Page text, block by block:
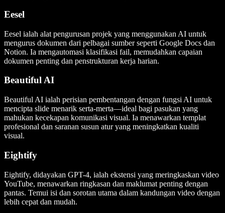
Eesel
Eesel ialah alat pengurusan projek yang menggunakan AI untuk
mengurus dokumen dari pelbagai sumber seperti Google Docs dan
Notion. Ia mengautomasi klasifikasi fail, memudahkan capaian
dokumen penting dan penstrukturan kerja harian.
Beautiful AI
Beautiful AI ialah perisian pembentangan dengan fungsi AI untuk
mencipta slide menarik serta-merta—ideal bagi pasukan yang
mahukan kecekapan komunikasi visual. Ia menawarkan templat
profesional dan saranan susun atur yang meningkatkan kualiti
visual.
Eightify
Eightify, didayakan GPT-4, ialah ekstensi yang meringkaskan video
YouTube, menawarkan ringkasan dan maklumat penting dengan
pantas. Temui isi dan sorotan utama dalam kandungan video dengan
lebih cepat dan mudah.